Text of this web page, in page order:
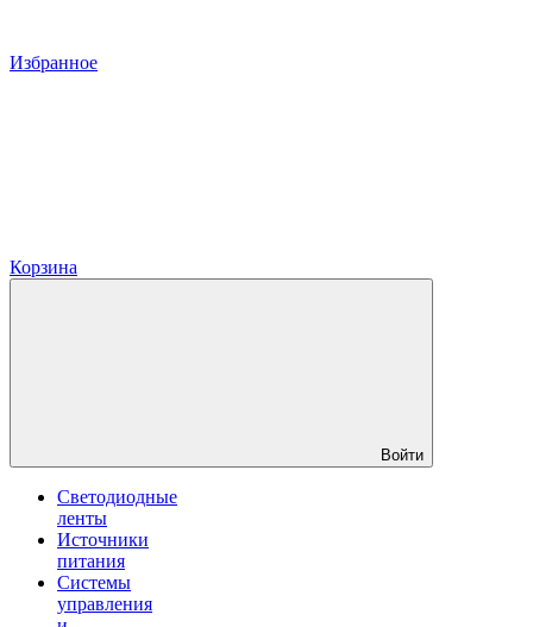
Избранное
Корзина
Войти
Светодиодные
ленты
Источники
питания
Системы
управления